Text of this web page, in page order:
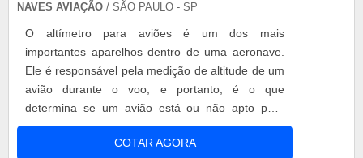
NAVES AVIAÇÃO / SÃO PAULO - SP
O altímetro para aviões é um dos mais
importantes aparelhos dentro de uma aeronave.
Ele é responsável pela medição de altitude de um
avião durante o voo, e portanto, é o que
determina se um avião está ou não apto para
decolagem. Independente da capacidade da
aeronave, seja de pequeno ou até grande porte,
COTAR AGORA